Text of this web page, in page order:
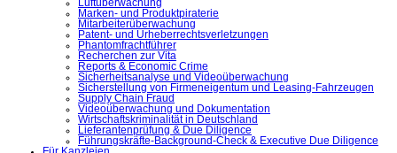
Luftüberwachung
Marken- und Produktpiraterie
Mitarbeiterüberwachung
Patent- und Urheberrechtsverletzungen
Phantomfrachtführer
Recherchen zur Vita
Reports & Economic Crime
Sicherheitsanalyse und Videoüberwachung
Sicherstellung von Firmeneigentum und Leasing-Fahrzeugen
Supply Chain Fraud
Videoüberwachung und Dokumentation
Wirtschaftskriminalität in Deutschland
Lieferantenprüfung & Due Diligence
Führungskräfte-Background-Check & Executive Due Diligence
Für Kanzleien